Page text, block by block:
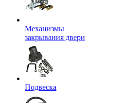
Механизмы
закрывания двери
Подвеска